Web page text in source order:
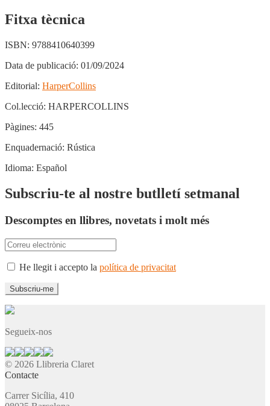
Fitxa tècnica
ISBN: 9788410640399
Data de publicació: 01/09/2024
Editorial: HarperCollins
Col.lecció: HARPERCOLLINS
Pàgines: 445
Enquadernació: Rústica
Idioma: Español
Subscriu-te al nostre butlletí setmanal
Descomptes en llibres, novetats i molt més
He llegit i accepto la política de privacitat
Segueix-nos
© 2026 Llibreria Claret
Contacte
Carrer Sicília, 410